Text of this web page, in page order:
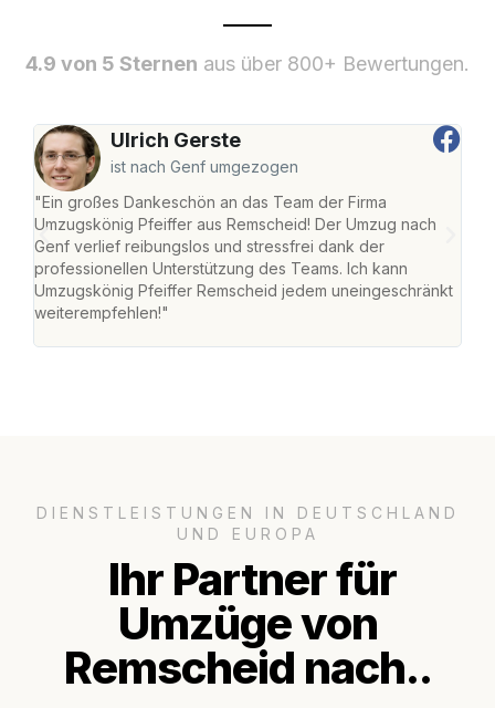
4.9 von 5 Sternen aus über 800+ Bewertungen.
Ulrich Gerste
ist nach Genf umgezogen
"Ein großes Dankeschön an das Team der Firma
Umzugskönig Pfeiffer aus Remscheid! Der Umzug nach
Genf verlief reibungslos und stressfrei dank der
professionellen Unterstützung des Teams. Ich kann
Umzugskönig Pfeiffer Remscheid jedem uneingeschränkt
weiterempfehlen!"
DIENSTLEISTUNGEN IN DEUTSCHLAND
UND EUROPA
Ihr Partner für
Umzüge von
Remscheid nach..